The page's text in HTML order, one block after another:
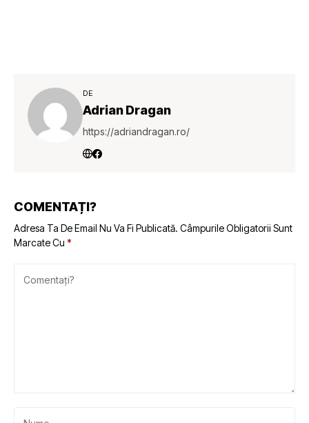
DE
Adrian Dragan
https://adriandragan.ro/
COMENTAȚI?
Adresa Ta De Email Nu Va Fi Publicată. Câmpurile Obligatorii Sunt
Marcate Cu *